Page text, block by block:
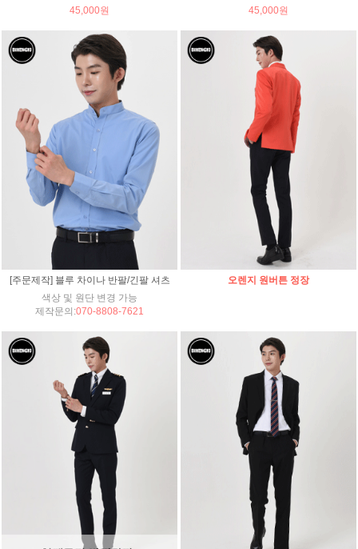
45,000원
45,000원
[주문제작] 블루 차이나 반팔/긴팔 셔츠
색상 및 원단 변경 가능
제작문의:070-8808-7621
오렌지 원버튼 정장